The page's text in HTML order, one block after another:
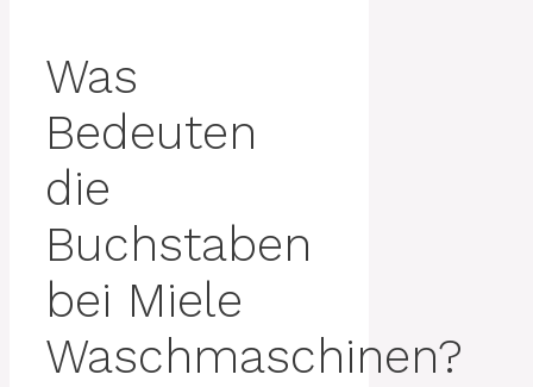
Was
Bedeuten
die
Buchstaben
bei Miele
Waschmaschinen?